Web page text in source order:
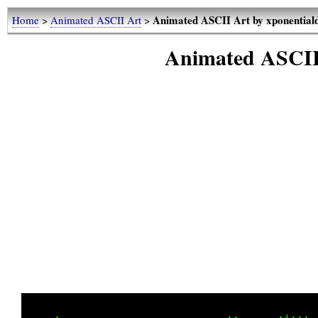
Home>Animated ASCII Art>Animated ASCII Art by
Animated